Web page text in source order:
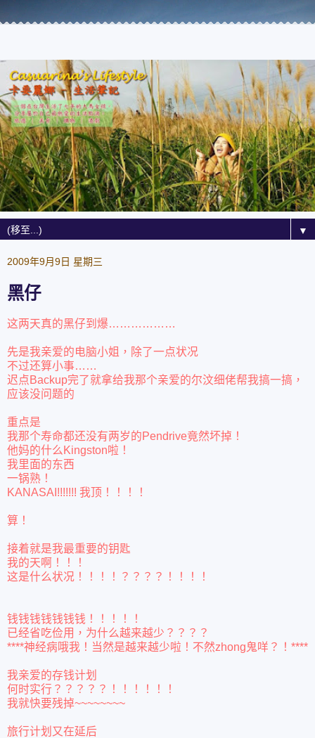
▼
2009年9月9日 星期三
黑仔
这两天真的黑仔到爆………………
先是我亲爱的电脑小姐，除了一点状况
不过还算小事……
迟点Backup完了就拿给我那个亲爱的尔汶细佬帮我搞一搞，
应该没问题的
重点是
我那个寿命都还没有两岁的Pendrive竟然坏掉！
他妈的什么Kingston啦！
我里面的东西
一锅熟！
KANASAI!!!!!!! 我顶！！！！
算！
接着就是我最重要的钥匙
我的天啊！！！
这是什么状况！！！！？？？？！！！！
钱钱钱钱钱钱钱！！！！！
已经省吃俭用，为什么越来越少？？？？
****神经病哦我！当然是越来越少啦！不然zhong鬼咩？！****
我亲爱的存钱计划
何时实行？？？？？！！！！！！
我就快要残掉~~~~~~~~
旅行计划又在延后